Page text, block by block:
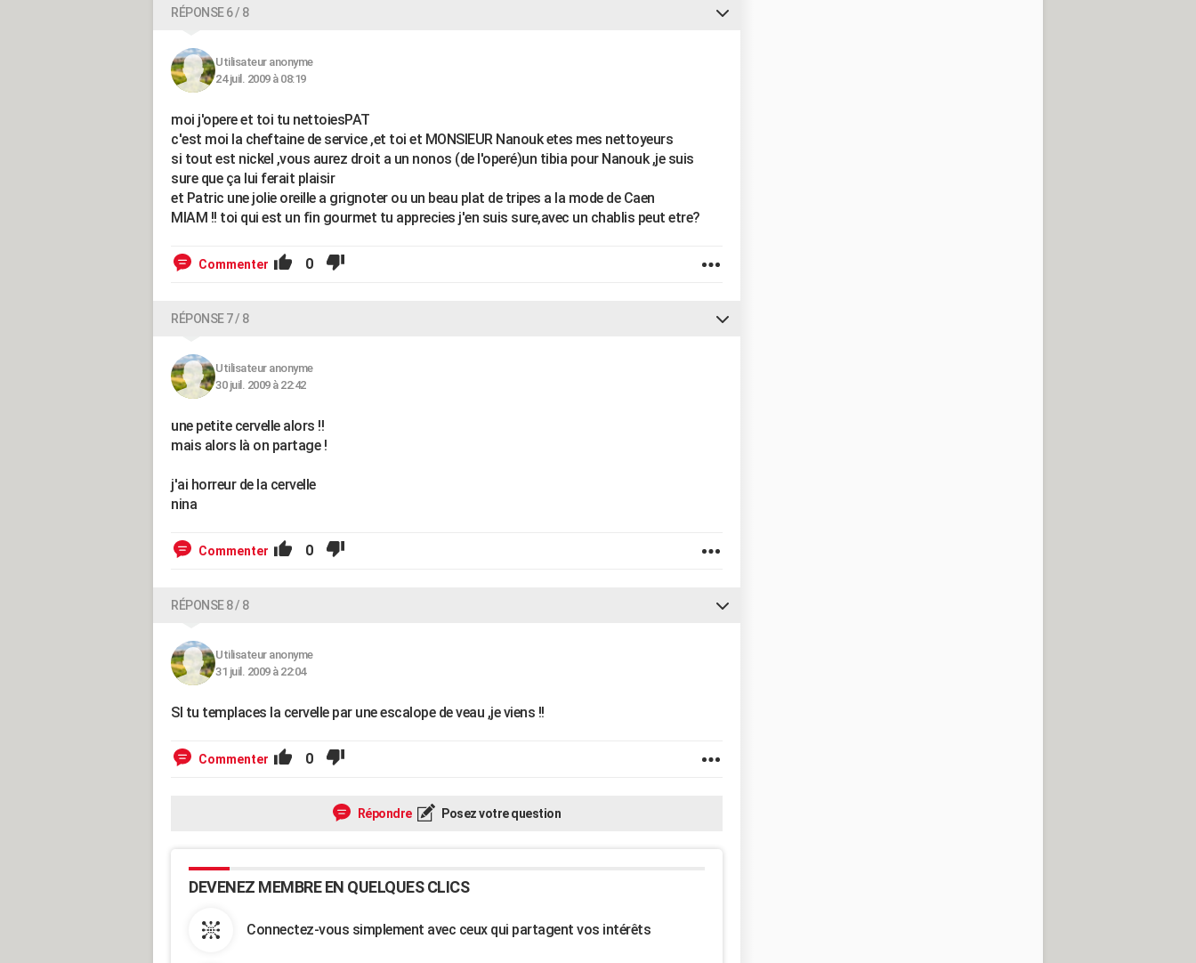
RÉPONSE 6 / 8
Utilisateur anonyme
24 juil. 2009 à 08:19
moi j'opere et toi tu nettoiesPAT
c'est moi la cheftaine de service ,et toi et MONSIEUR Nanouk etes mes nettoyeurs
si tout est nickel ,vous aurez droit a un nonos (de l'operé)un tibia pour Nanouk ,je suis
sure que ça lui ferait plaisir
et Patric une jolie oreille a grignoter ou un beau plat de tripes a la mode de Caen
MIAM !! toi qui est un fin gourmet tu apprecies j'en suis sure,avec un chablis peut etre?
Commenter 0
RÉPONSE 7 / 8
Utilisateur anonyme
30 juil. 2009 à 22:42
une petite cervelle alors !!
mais alors là on partage !
j'ai horreur de la cervelle
nina
Commenter 0
RÉPONSE 8 / 8
Utilisateur anonyme
31 juil. 2009 à 22:04
SI tu templaces la cervelle par une escalope de veau ,je viens !!
Commenter 0
Répondre Posez votre question
DEVENEZ MEMBRE EN QUELQUES CLICS
Connectez-vous simplement avec ceux qui partagent vos intérêts